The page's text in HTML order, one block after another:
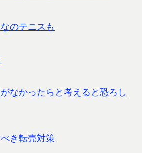
のテニスも
なかったらと考えると恐ろし
き転売対策